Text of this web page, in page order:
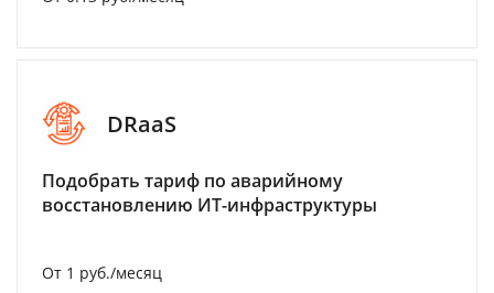
DRaaS
Подобрать тариф по аварийному
восстановлению ИТ-инфраструктуры
От 1 руб./месяц